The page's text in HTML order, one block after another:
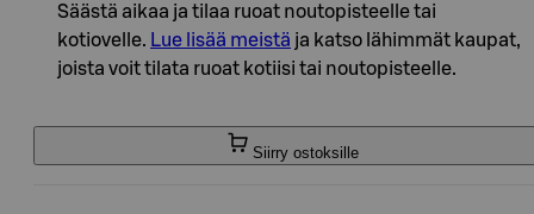
Säästä aikaa ja tilaa ruoat noutopisteelle tai
kotiovelle. Lue lisää meistä ja katso lähimmät kaupat,
joista voit tilata ruoat kotiisi tai noutopisteelle.
Siirry ostoksille